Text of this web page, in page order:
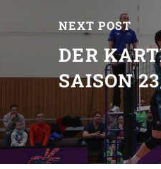
NEXT POST
DER
SAISON